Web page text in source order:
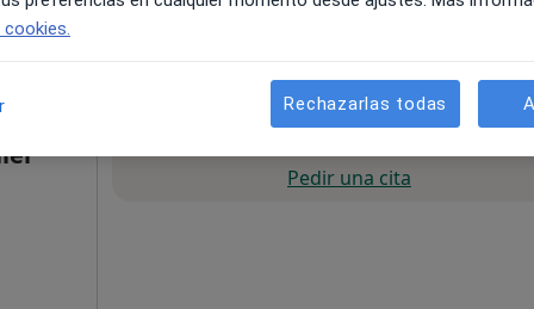
60 €
Pedir una cita
Rechazarlas todas